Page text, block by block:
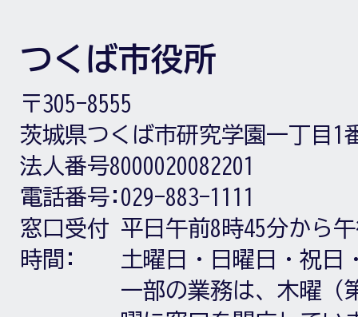
つくば市役所
〒305-8555
茨城県つくば市研究学園一丁目1
法人番号8000020082201
電話番号: 029-883-1111
窓口受付
時間:
平日午前8時45分から
土曜日・日曜日・祝日
一部の業務は、木曜（